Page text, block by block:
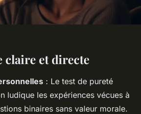
claire et directe
: Le test de pureté
ludique les expériences vécues à
binaires sans valeur morale.